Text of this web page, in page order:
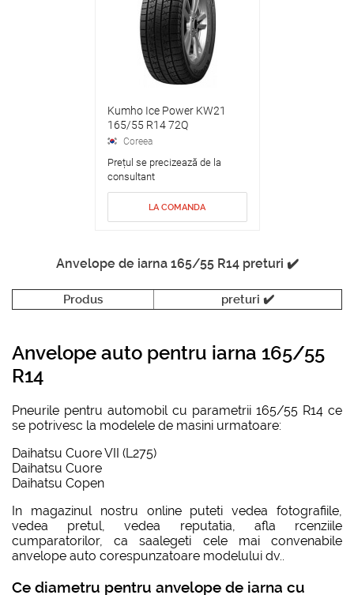
Kumho Ice Power KW21
165/55 R14 72Q
Coreea
Prețul se precizează de la
consultant
LA COMANDA
Anvelope de iarna 165/55 R14 preturi ✔️
Produs preturi ✔️
Anvelope auto pentru iarna 165/55
R14
Pneurile pentru automobil cu parametrii 165/55 R14 ce
se potrivesc la modelele de masini urmatoare:
Daihatsu Cuore VII (L275)
Daihatsu Cuore
Daihatsu Copen
In magazinul nostru online puteti vedea fotografiile,
vedea pretul, vedea reputatia, afla rcenziile
cumparatorilor, ca saalegeti cele mai convenabile
anvelope auto corespunzatoare modelului dv..
Ce diametru pentru anvelope de iarna cu